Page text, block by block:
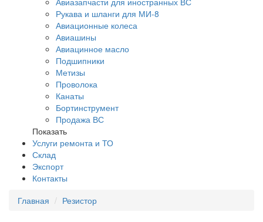
Рукава и шланги для МИ-8
Авиационные колеса
Авиашины
Авиацинное масло
Подшипники
Метизы
Проволока
Канаты
Бортинструмент
Продажа ВС
Показать
Услуги ремонта и ТО
Склад
Экспорт
Контакты
Главная
Резистор